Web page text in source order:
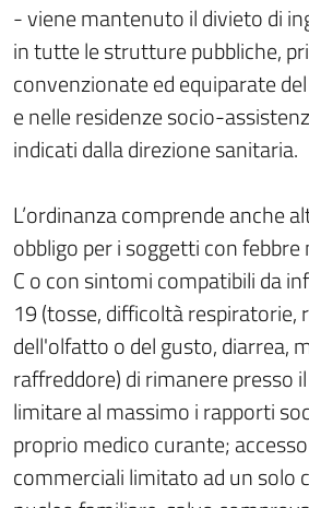
- viene mantenuto il divieto di
in tutte le strutture pubbliche,
convenzionate ed equiparate
e nelle residenze socio-
indicati dalla direzione sanitaria.
L’ordinanza comprende anche
obbligo per i soggetti con
C o con sintomi compatibili da
19 (tosse, difficoltà respiratorie,
dell'olfatto o del gusto, diarrea,
raffreddore) di rimanere presso
limitare al massimo i rapporti
proprio medico curante;
commerciali limitato ad un solo